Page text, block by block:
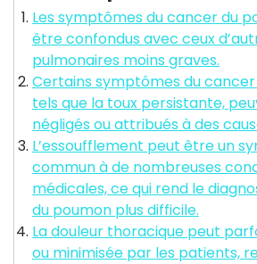
Les symptômes du cancer du
être confondus avec ceux
pulmonaires moins graves.
Certains symptômes du
tels que la toux persistante,
négligés ou attribués à des
L’essoufflement peut être un
commun à de nombreuses
médicales, ce qui rend le
du poumon plus difficile.
La douleur thoracique peut
ou minimisée par les patients,